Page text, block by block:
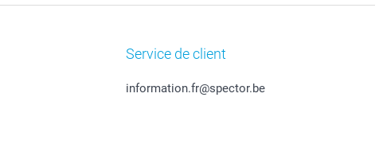
Service de client
information.fr@spector.be